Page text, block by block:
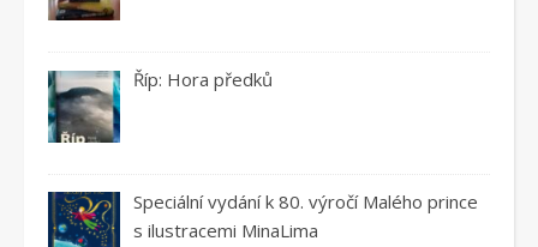
Říp: Hora předků
Speciální vydání k 80. výročí Malého prince
s ilustracemi MinaLima